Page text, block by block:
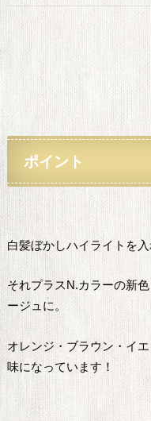
ポイント
白髪ぼかしハイライトを
それプラスN.カラーの新
ージュに。
オレンジ・ブラウン・イ
味になっています！